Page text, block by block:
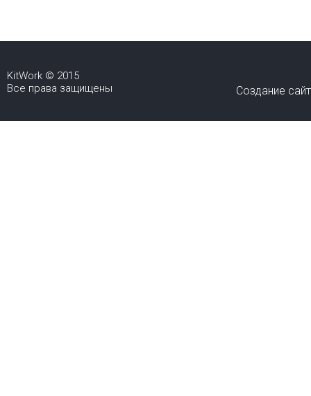
KitWork © 2015
Все права защищены
Создание